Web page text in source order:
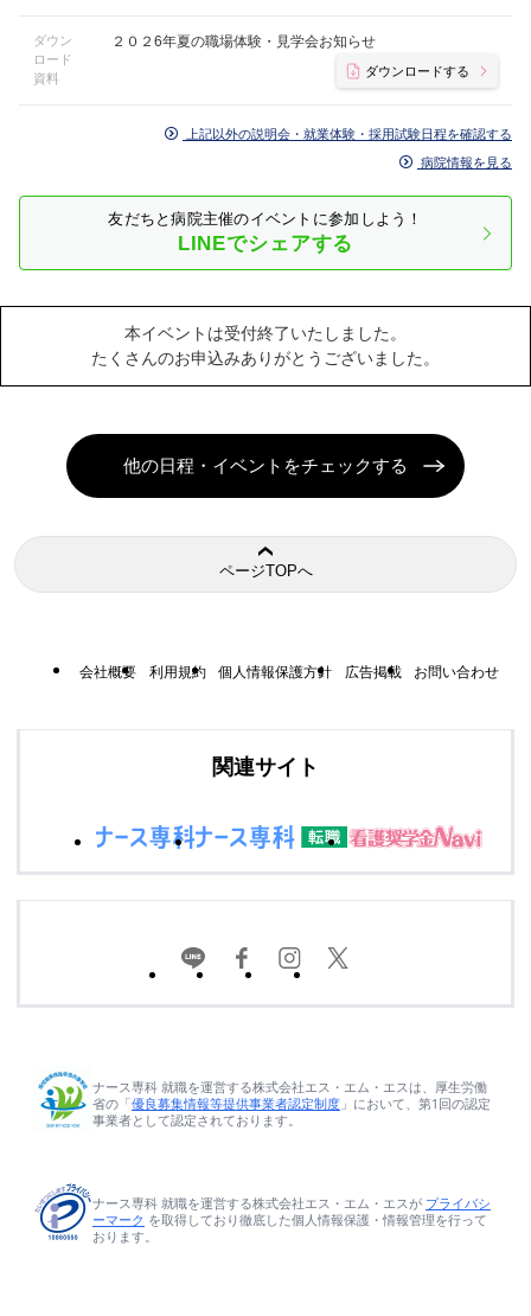
ダウン
ロード
資料
２０２6年夏の職場体験・見学会お知らせ
ダウンロードする
上記以外の説明会・就業体験・採用試験日程を確認する
病院情報を見る
友だちと病院主催のイベントに参加しよう！
LINEでシェアする
本イベントは受付終了いたしました。
たくさんのお申込みありがとうございました。
他の日程・イベントをチェックする
ページTOPへ